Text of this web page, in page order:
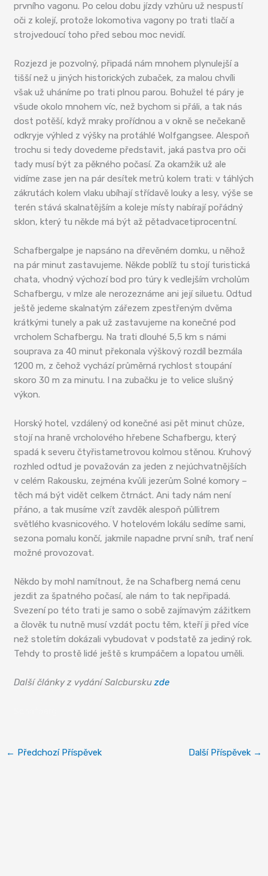
prvního vagonu. Po celou dobu jízdy vzhůru už nespustí
oči z kolejí, protože lokomotiva vagony po trati tlačí a
strojvedoucí toho před sebou moc nevidí.
Rozjezd je pozvolný, připadá nám mnohem plynulejší a
tišší než u jiných historických zubaček, za malou chvíli
však už uháníme po trati plnou parou. Bohužel té páry je
všude okolo mnohem víc, než bychom si přáli, a tak nás
dost potěší, když mraky prořídnou a v okně se nečekaně
odkryje výhled z výšky na protáhlé Wolfgangsee. Alespoň
trochu si tedy dovedeme představit, jaká pastva pro oči
tady musí být za pěkného počasí. Za okamžik už ale
vidíme zase jen na pár desítek metrů kolem trati: v táhlých
zákrutách kolem vlaku ubíhají střídavě louky a lesy, výše se
terén stává skalnatějším a koleje místy nabírají pořádný
sklon, který tu někde má být až pětadvacetiprocentní.
Schafbergalpe je napsáno na dřevěném domku, u něhož
na pár minut zastavujeme. Někde poblíž tu stojí turistická
chata, vhodný výchozí bod pro túry k vedlejším vrcholům
Schafbergu, v mlze ale nerozeznáme ani její siluetu. Odtud
ještě jedeme skalnatým zářezem zpestřeným dvěma
krátkými tunely a pak už zastavujeme na konečné pod
vrcholem Schafbergu. Na trati dlouhé 5,5 km s námi
souprava za 40 minut překonala výškový rozdíl bezmála
1200 m, z čehož vychází průměrná rychlost stoupání
skoro 30 m za minutu. I na zubačku je to velice slušný
výkon.
Horský hotel, vzdálený od konečné asi pět minut chůze,
stojí na hraně vrcholového hřebene Schafbergu, který
spadá k severu čtyřistametrovou kolmou stěnou. Kruhový
rozhled odtud je považován za jeden z nejúchvatnějších
v celém Rakousku, zejména kvůli jezerům Solné komory –
těch má být vidět celkem čtrnáct. Ani tady nám není
přáno, a tak musíme vzít zavděk alespoň půllitrem
světlého kvasnicového. V hotelovém lokálu sedíme sami,
sezona pomalu končí, jakmile napadne první sníh, trať není
možné provozovat.
Někdo by mohl namítnout, že na Schafberg nemá cenu
jezdit za špatného počasí, ale nám to tak nepřipadá.
Svezení po této trati je samo o sobě zajímavým zážitkem
a člověk tu nutně musí vzdát poctu těm, kteří ji před více
než stoletím dokázali vybudovat v podstatě za jediný rok.
Tehdy to prostě lidé ještě s krumpáčem a lopatou uměli.
Další články z vydání Salcburskuzde
← Předchozí Příspěvek Další Příspěvek →